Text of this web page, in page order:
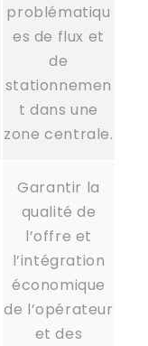
problématiqu
es de flux et
de
stationnemen
t dans une
zone centrale.
Garantir la
qualité de
l’offre et
l’intégration
économique
de l’opérateur
et des